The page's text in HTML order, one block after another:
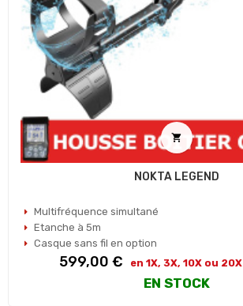

NOKTA LEGEND
Multifréquence simultané
Etanche à 5m
Casque sans fil en option
Prix
599,00 € en 1X, 3X, 10X ou 20X
EN STOCK